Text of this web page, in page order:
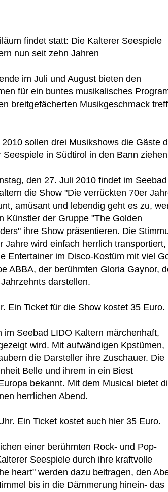
findet statt: Die Kalterer Seespiele
nun seit zehn Jahren
im Juli und August bieten den
für ein buntes musikalisches
breitgefächerten Musikgeschmack
2010 sollen drei Musikshows die Gäste
Seespiele in Südtirol in den Bann
den 27. Juli 2010 findet im Seebad
die Show "Die verrückten 70er
amüsant und lebendig geht es zu,
Künstler der Gruppe "The Golden
ihre Show präsentieren. Die
Jahre wird einfach herrlich transportiert,
Entertainer im Disco-Kostüm mit viel
ABBA, der berühmten Gloria Gaynor,
darstellen.
Ein Ticket für die Show kostet 35 Euro.
Seebad LIDO Kaltern märchenhaft,
wird. Mit aufwändigen Kpstümen,
die Darsteller ihre Zuschauer. Die
Belle und ihrem in ein Biest
bekannt. Mit dem Musical bietet
herrlichen Abend.
Ein Ticket kostet auch hier 35 Euro.
einer berühmten Rock- und Pop-
Seespiele durch ihre kraftvolle
heart" werden dazu beitragen, den
bis in die Dämmerung hinein- das